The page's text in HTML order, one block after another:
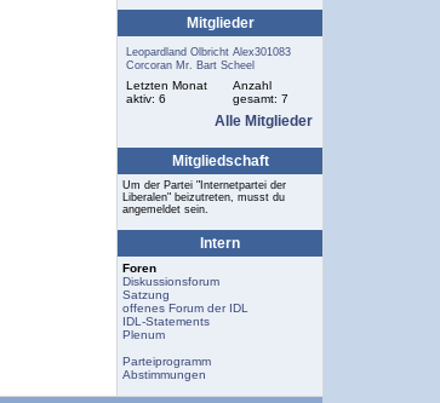
Mitglieder
Leopardland Olbricht Alex301083
Corcoran Mr. Bart Scheel
Letzten Monat
aktiv: 6
Anzahl
gesamt: 7
Alle Mitglieder
Mitgliedschaft
Um der Partei "Internetpartei der
Liberalen" beizutreten, musst du
angemeldet sein.
Intern
Foren
Diskussionsforum
Satzung
offenes Forum der IDL
IDL-Statements
Plenum
Parteiprogramm
Abstimmungen